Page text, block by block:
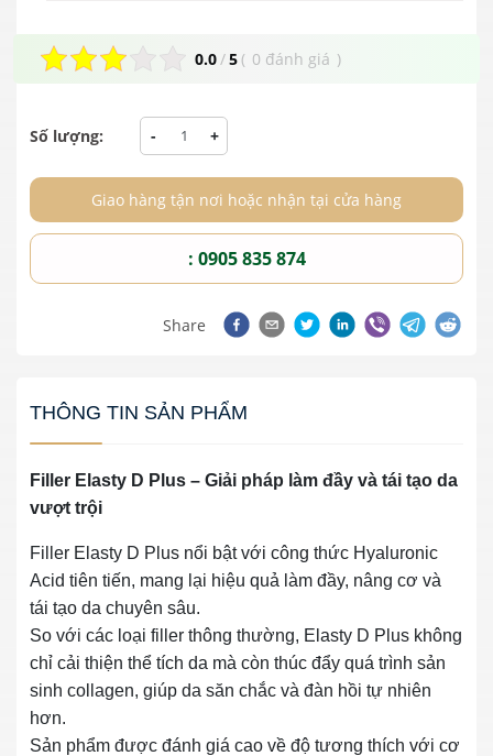
0.0 /5( 0 đánh giá )
Số lượng: - +
Giao hàng tận nơi hoặc nhận tại cửa hàng
: 0905 835 874
Share
THÔNG TIN SẢN PHẨM
Filler Elasty D Plus – Giải pháp làm đầy và tái tạo da
vượt trội
Filler Elasty D Plus nổi bật với công thức Hyaluronic
Acid tiên tiến, mang lại hiệu quả làm đầy, nâng cơ và
tái tạo da chuyên sâu.
So với các loại filler thông thường, Elasty D Plus không
chỉ cải thiện thể tích da mà còn thúc đẩy quá trình sản
sinh collagen, giúp da săn chắc và đàn hồi tự nhiên
hơn.
Sản phẩm được đánh giá cao về độ tương thích với cơ